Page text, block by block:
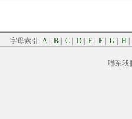
字母索引: A B C D E F G H
聯系我